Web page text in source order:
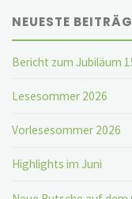
NEUESTE
Bericht zum Jubiläum
Lesesommer 2026
Vorlesesommer 2026
Highlights im Juni